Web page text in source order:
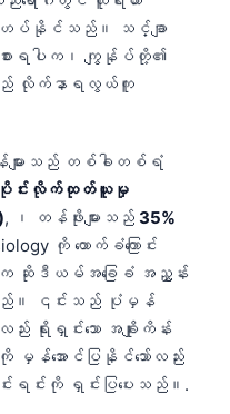
ဟပ်နိုင်သည်။ သင်္ချာ
ရပါက၊ ကျွန်ုပ်တို့၏
လိုက်နာရလွယ်ကူ
များသည် တစ်ခါတစ်ရံ
အပိုင်းလိုက်ထုတ်ယူမှု
, ၊ တန်ဖိုးများသည် 35%
ကို ထောက်ခံကြောင်း
းက ဆိုဒီယမ်အခြေခံ အညွှန်း
သည်။ ၎င်းသည် ပုံမှန်
ရိုးရှင်းသော အချိုးကိန်း
အောင်ပြနိုင်သော်လည်း
ာင်းရင်းကို ရှင်းပြပေးသည်။.